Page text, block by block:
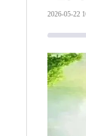
2026-05-22